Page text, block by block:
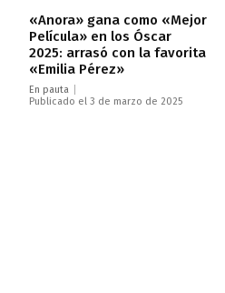
«Anora» gana como «Mejor
Película» en los Óscar
2025: arrasó con la favorita
«Emilia Pérez»
En pauta
Publicado el 3 de marzo de 2025